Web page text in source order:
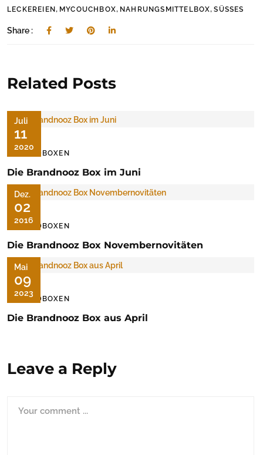
LECKEREIEN , MYCOUCHBOX, NAHRUNGSMITTELBOX,SÜSSES
Share :
Related Posts
Juli
11
2020
FOODBOXEN
Die Brandnooz Box im Juni
Dez.
02
2016
FOODBOXEN
Die Brandnooz Box Novembernovitäten
Mai
09
2023
FOODBOXEN
Die Brandnooz Box aus April
Leave a Reply